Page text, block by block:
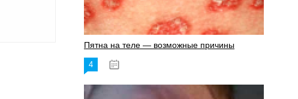
Пятна на теле — возможные причины
4